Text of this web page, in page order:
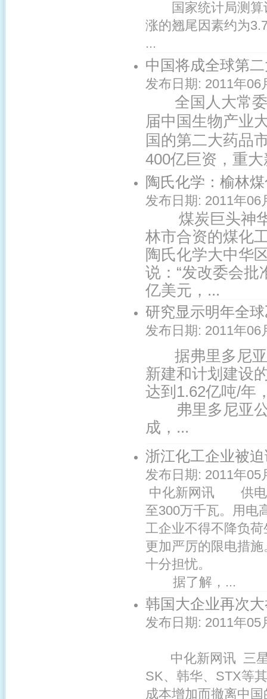
国家统计局测算
涨的翘尾因素约为
...
中国将成全球第
发布日期: 2011年06
全国人大常委
届中国生物产业
国的第二大药品
400亿巨资，重
陶氏化学：榆林
发布日期: 2011年06
煤炭巨头神华
林市合资的煤化
陶氏化学大中华
说：“发改委会
亿美元，...
研究显示明年全
发布日期: 2011年06
据弗里多尼亚
新建和计划建设
达到1.62亿吨/年
弗里多尼亚公
成，...
浙江化工企业被
发布日期: 2011年05
中化新网讯 供电
至300万千瓦。用电
工企业不得不降负
更加严厉的限电措
十分担忧。
据了解，...
韩国大企业再次
发布日期: 2011年05
中化新网讯 三星
SK、韩华、STX等
成本增加而撤离中